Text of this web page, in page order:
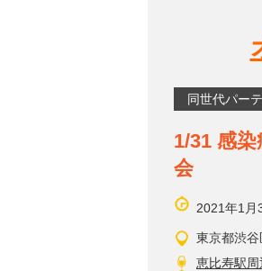
同世代パー
1/31 感
会
2021年1月
東京都渋谷
恵比寿駅周